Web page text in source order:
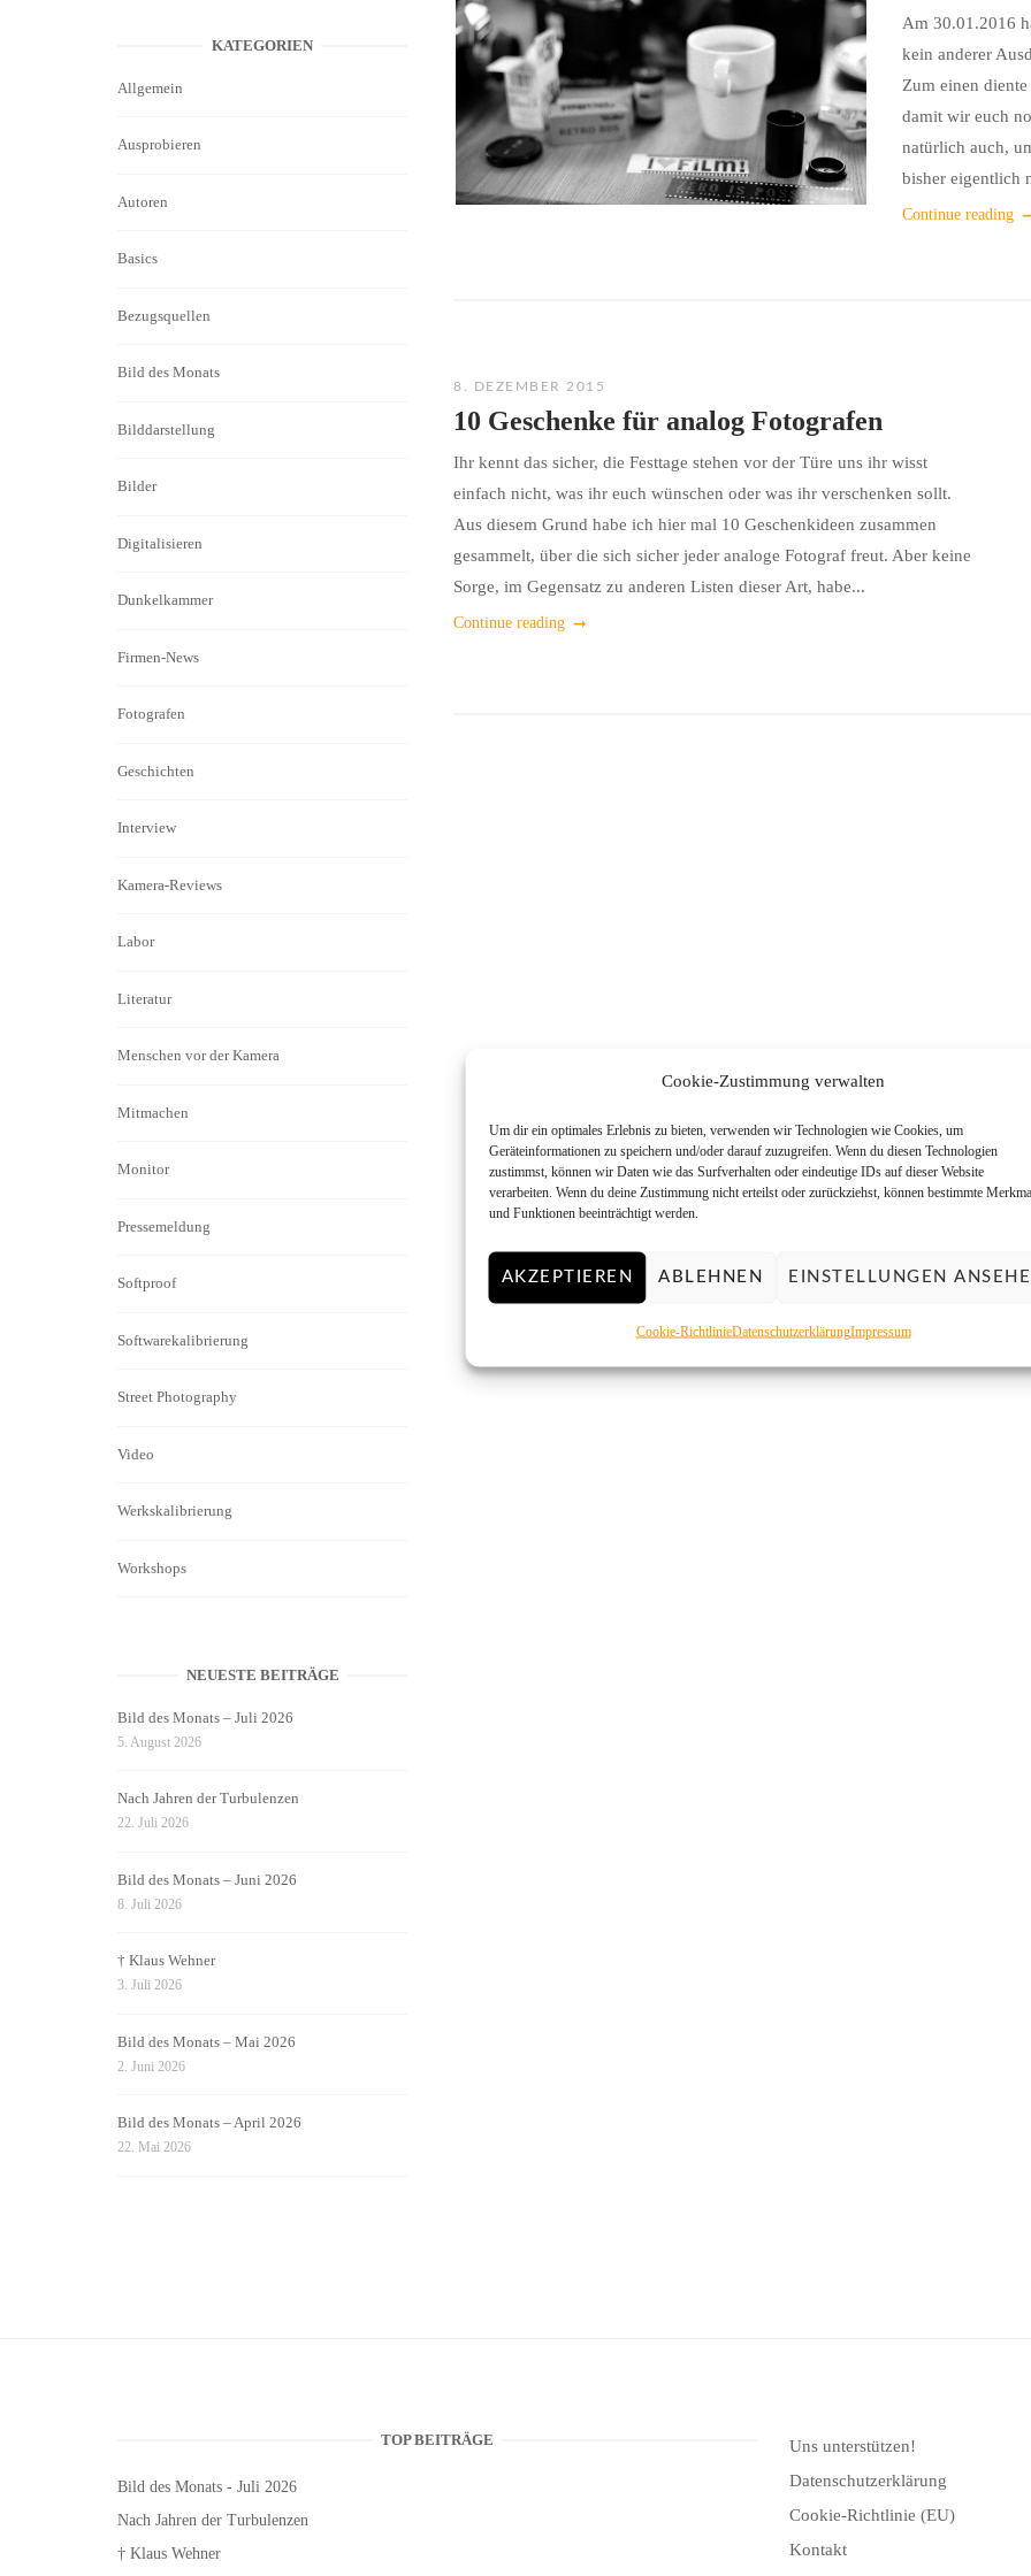
Cookie-Zustimmung verwalten
Um dir ein optimales Erlebnis zu bieten, verwenden wir Technologien wie Cookies, um
Geräteinformationen zu speichern und/oder darauf zuzugreifen. Wenn du diesen Technologien
zustimmst, können wir Daten wie das Surfverhalten oder eindeutige IDs auf dieser Website
verarbeiten. Wenn du deine Zustimmung nicht erteilst oder zurückziehst, können bestimmte
und Funktionen beeinträchtigt werden.
AKZEPTIEREN ABLEHNEN EINSTELLUNGEN
Cookie-RichtlinieDatenschutzerklärungImpressum
Am 30.01.2016
kein anderer
Zum einen
damit wir euch
natürlich auch,
bisher eigentlich
Continue reading
8. DEZEMBER 2015
10 Geschenke für analog Fotografen
Ihr kennt das sicher, die Festtage stehen vor der Türe uns ihr wisst
einfach nicht, was ihr euch wünschen oder was ihr verschenken sollt.
Aus diesem Grund habe ich hier mal 10 Geschenkideen zusammen
gesammelt, über die sich sicher jeder analoge Fotograf freut. Aber keine
Sorge, im Gegensatz zu anderen Listen dieser Art, habe...
Continue reading
KATEGORIEN
Allgemein
Ausprobieren
Autoren
Basics
Bezugsquellen
Bild des Monats
Bilddarstellung
Bilder
Digitalisieren
Dunkelkammer
Firmen-News
Fotografen
Geschichten
Interview
Kamera-Reviews
Labor
Literatur
Menschen vor der Kamera
Mitmachen
Monitor
Pressemeldung
Softproof
Softwarekalibrierung
Street Photography
Video
Werkskalibrierung
Workshops
NEUESTE BEITRÄGE
Bild des Monats – Juli 2026
5. August 2026
Nach Jahren der Turbulenzen
22. Juli 2026
Bild des Monats – Juni 2026
8. Juli 2026
† Klaus Wehner
3. Juli 2026
Bild des Monats – Mai 2026
2. Juni 2026
Bild des Monats – April 2026
22. Mai 2026
TOP BEITRÄGE
Bild des Monats - Juli 2026
Nach Jahren der Turbulenzen
† Klaus Wehner
Uns unterstützen!
Datenschutzerklärung
Cookie-Richtlinie (EU)
Kontakt